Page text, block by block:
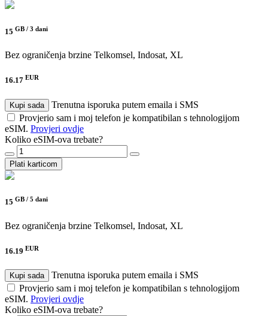
15 GB / 3 dani
Bez ograničenja brzine Telkomsel, Indosat, XL
16.17 EUR
Kupi sada
Trenutna isporuka putem emaila i SMS
Provjerio sam i moj telefon je kompatibilan s tehnologijom
eSIM. Provjeri ovdje
Koliko eSIM-ova trebate?
Plati karticom
15 GB / 5 dani
Bez ograničenja brzine Telkomsel, Indosat, XL
16.19 EUR
Kupi sada
Trenutna isporuka putem emaila i SMS
Provjerio sam i moj telefon je kompatibilan s tehnologijom
eSIM. Provjeri ovdje
Koliko eSIM-ova trebate?